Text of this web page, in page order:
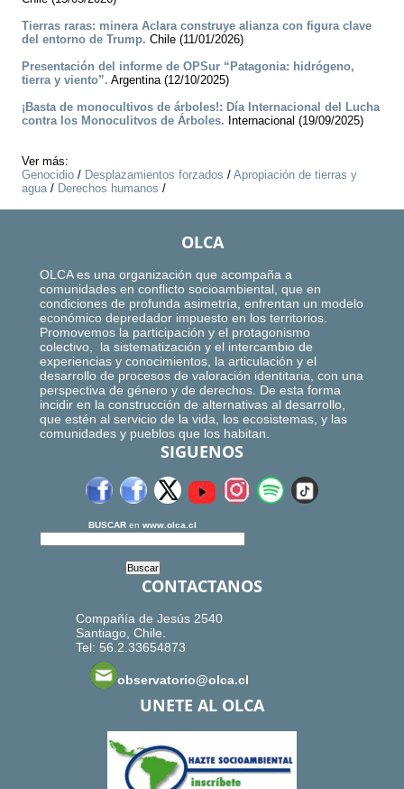
Tierras raras: minera Aclara construye alianza con figura clave
del entorno de Trump. Chile (11/01/2026)
Presentación del informe de OPSur “Patagonia: hidrógeno,
tierra y viento”. Argentina (12/10/2025)
¡Basta de monocultivos de árboles!: Día Internacional del Lucha
contra los Monoculitvos de Árboles. Internacional (19/09/2025)
Ver más:
Genocidio / Desplazamientos forzados / Apropiación de tierras y
agua/ Derechos humanos /
OLCA
OLCA es una organización que acompaña a
comunidades en conflicto socioambiental, que en
condiciones de profunda asimetría, enfrentan un modelo
económico depredador impuesto en los territorios.
Promovemos la participación y el protagonismo
colectivo, la sistematización y el intercambio de
experiencias y conocimientos, la articulación y el
desarrollo de procesos de valoración identitaria, con una
perspectiva de género y de derechos. De esta forma
incidir en la construcción de alternativas al desarrollo,
que estén al servicio de la vida, los ecosistemas, y las
comunidades y pueblos que los habitan.
SIGUENOS
BUSCAR en www.olca.cl
CONTACTANOS
Compañía de Jesús 2540
Santiago, Chile.
Tel: 56.2.33654873
observatorio@olca.cl
UNETE AL OLCA